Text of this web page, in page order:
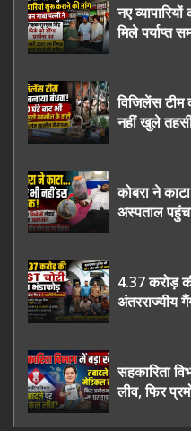
नए
मिले पर्याप्त
विजिलेंस टीम
नहीं खुले
कोबरा ने
अस्पताल
4.37 करोड़
अंतरराज्यीय
सहकारिता
लीव, फिर